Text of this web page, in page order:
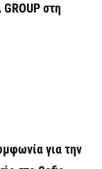
στη
για την